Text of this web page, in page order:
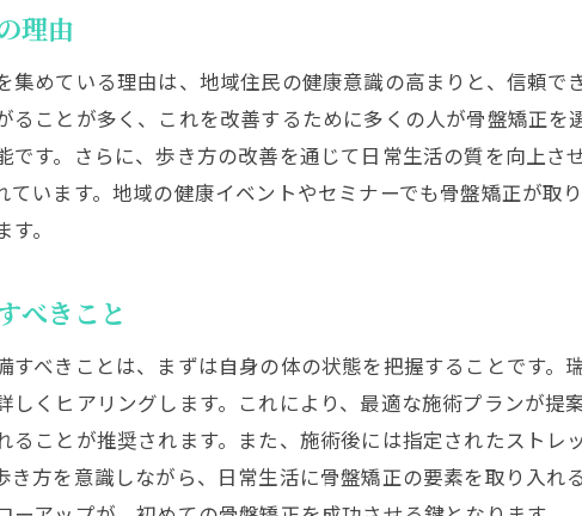
正しい歩き方のチェックポイント
骨盤矯正に効果的なエクササイズ
毎日の生活に取り入れたい歩行習慣
骨盤矯正後の歩行改善がもたらす健康
瑞穂市での体験談：歩き方と健康の関係
歩き方を変えることで得られる長期的な
理由
集めている理由は、地域住民の健康意識の高まりと、信頼で
ることが多く、これを改善するために多くの人が骨盤矯正を
です。さらに、歩き方の改善を通じて日常生活の質を向上
ています。地域の健康イベントやセミナーでも骨盤矯正が取
。
べきこと
すべきことは、まずは自身の体の状態を把握することです
くヒアリングします。これにより、最適な施術プランが提
ることが推奨されます。また、施術後には指定されたスト
き方を意識しながら、日常生活に骨盤矯正の要素を取り入れ